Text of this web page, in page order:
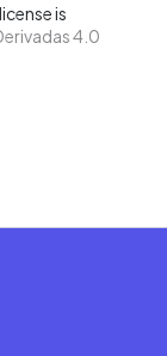
is
4.0